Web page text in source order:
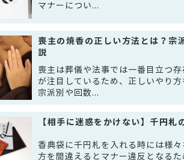
マナーについ...
喪主の焼香の正しい方法とは？宗
説
喪主は葬儀や法事では一番目立つ
が注目しているため、正しいやり
宗派別や回数...
【相手に迷惑をかけない】千円
香典袋に千円札を入れる時には様
方を間違えるとマナー違反となる